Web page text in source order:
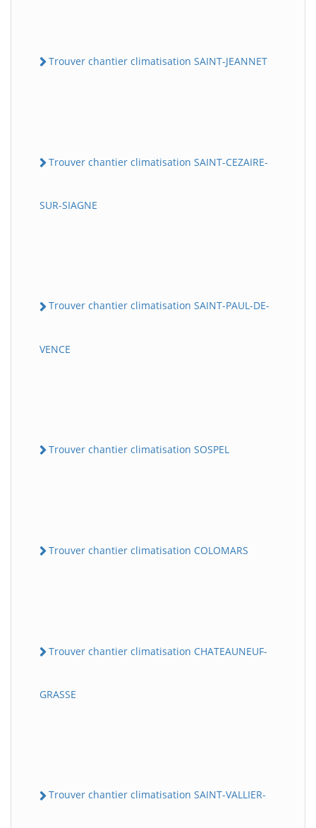
Trouver chantier climatisation SAINT-JEANNET
Trouver chantier climatisation SAINT-CEZAIRE-
SUR-SIAGNE
Trouver chantier climatisation SAINT-PAUL-DE-
VENCE
Trouver chantier climatisation SOSPEL
Trouver chantier climatisation COLOMARS
Trouver chantier climatisation CHATEAUNEUF-
GRASSE
Trouver chantier climatisation SAINT-VALLIER-